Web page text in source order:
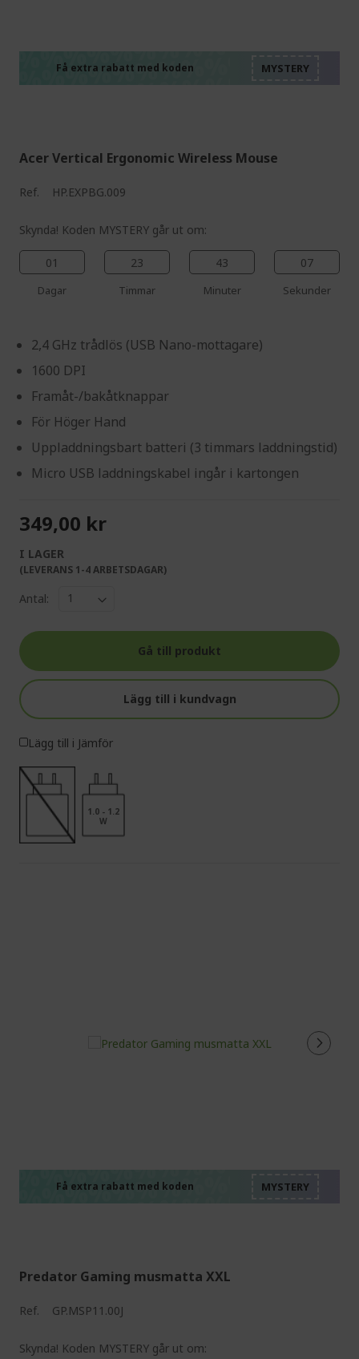
Få extra rabatt med koden
Acer Vertical Ergonomic Wireless Mouse
Ref. HP.EXPBG.009
Skynda! Koden MYSTERY går ut om:
01
Dagar
23
Timmar
43
Minuter
06
Sekunder
2,4 GHz trådlös (USB Nano-mottagare)
1600 DPI
Framåt-/bakåtknappar
För Höger Hand
Uppladdningsbart batteri (3 timmars laddningstid)
Micro USB laddningskabel ingår i kartongen
349,00 kr
I LAGER
(LEVERANS 1-4 ARBETSDAGAR)
Antal:
Gå till produkt
Lägg till i kundvagn
Lägg till i Jämför
1.0 - 1.2
W
Få extra rabatt med koden
Predator Gaming musmatta XXL
Ref. GP.MSP11.00J
Skynda! Koden MYSTERY går ut om: